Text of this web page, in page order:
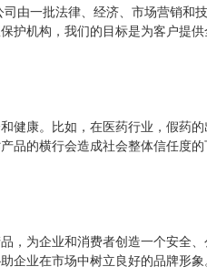
由一批法律、经济、市场营销和
护机构，我们的目标是为客户提
健康。比如，在医药行业，假药
品的横行会造成社会整体信任度的
为企业和消费者创造一个安全、
业在市场中树立良好的品牌形象。